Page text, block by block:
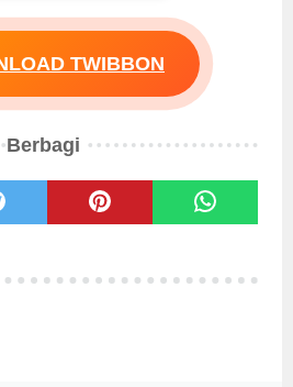
TWIBBON
Berbagi